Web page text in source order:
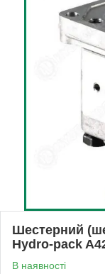
Шестерний
Hydro-pack
В наявності